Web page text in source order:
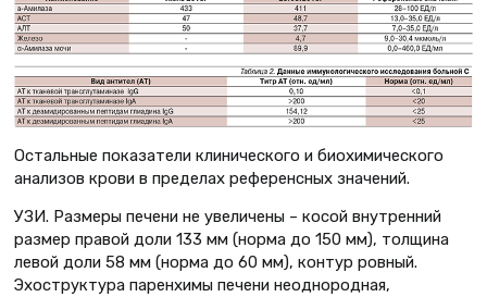
Остальные показатели клинического и биохимического
анализов крови в пределах референсных значений.
УЗИ. Размеры печени не увеличены – косой внутренний
размер правой доли 133 мм (норма до 150 мм), толщина
левой доли 58 мм (норма до 60 мм), контур ровный.
Эхоструктура паренхимы печени неоднородная,